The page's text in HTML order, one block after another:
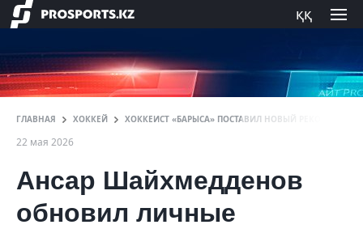
ққ
ГЛАВНАЯ ХОККЕЙ ХОККЕИСТ «БАРЫСА» ПОСТАВИЛ НОВЫЙ РЕКОРД В КХЛ
22 мая 2026
Ансар Шайхмедденов
обновил личные